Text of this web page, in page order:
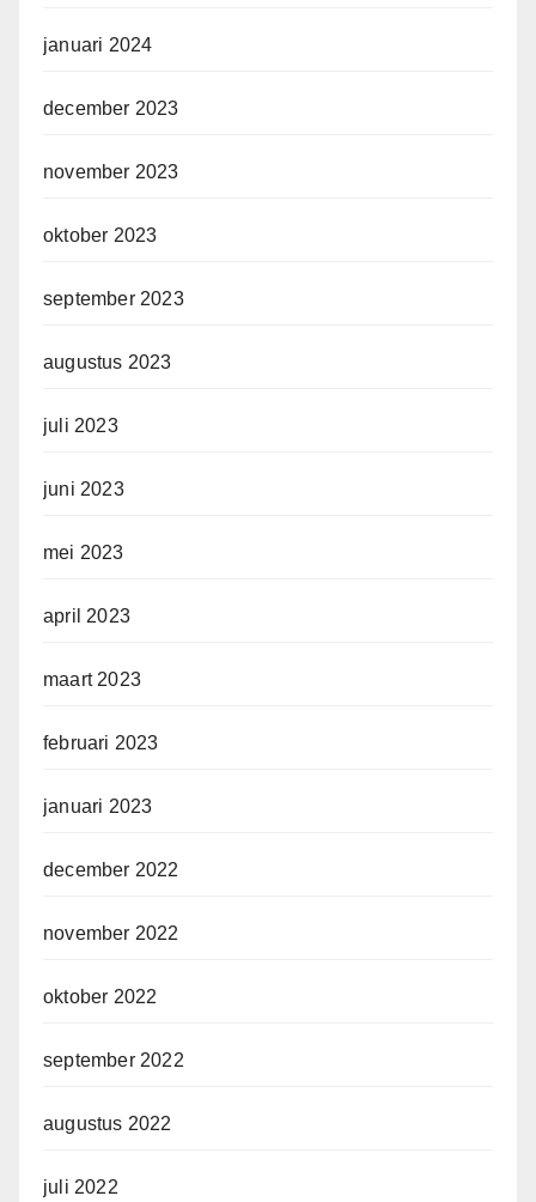
januari 2024
december 2023
november 2023
oktober 2023
september 2023
augustus 2023
juli 2023
juni 2023
mei 2023
april 2023
maart 2023
februari 2023
januari 2023
december 2022
november 2022
oktober 2022
september 2022
augustus 2022
juli 2022